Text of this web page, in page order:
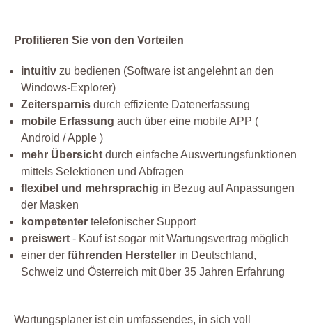
Profitieren Sie von den Vorteilen
intuitiv zu bedienen (Software ist angelehnt an den
Windows-Explorer)
Zeitersparnis durch effiziente Datenerfassung
mobile Erfassung auch über eine mobile APP (
Android / Apple )
mehr Übersicht durch einfache Auswertungsfunktionen
mittels Selektionen und Abfragen
flexibel und mehrsprachig in Bezug auf Anpassungen
der Masken
kompetenter telefonischer Support
preiswert - Kauf ist sogar mit Wartungsvertrag möglich
einer der führenden Hersteller in Deutschland,
Schweiz und Österreich mit über 35 Jahren Erfahrung
Wartungsplaner ist ein umfassendes, in sich voll